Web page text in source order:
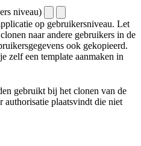
niveau)
op gebruikersniveau. Let
naar andere gebruikers in de
ook gekopieerd.
zelf een template aanmaken in
gebruikt bij het clonen van de
authorisatie plaatsvindt die niet